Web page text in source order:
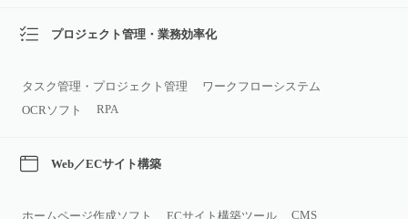
プロジェクト管理・業務効率化
タスク管理・プロジェクト管理
ワークフローシステム
OCRソフト
RPA
Web／ECサイト構築
ホームページ作成ソフト ECサイト構築ツール CMS